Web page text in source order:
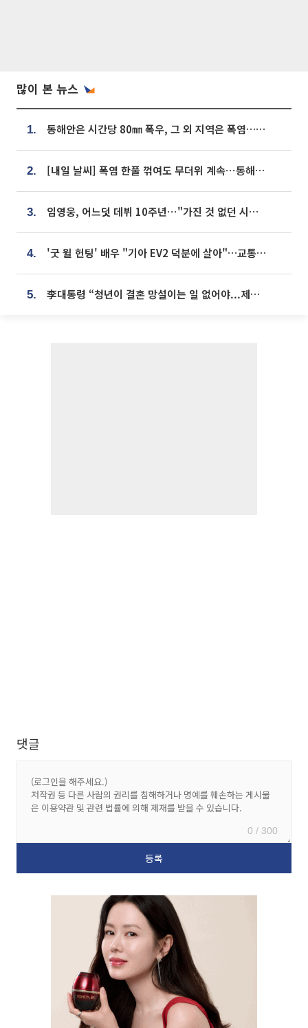
많이 본 뉴스
1. 동해안은 시간당 80㎜ 폭우, 그 외 지역은 폭염…‘극과 극 날씨’
2. [내일 날씨] 폭염 한풀 꺾여도 무더위 계속⋯동해안 이틀 연속 비
3. 임영웅, 어느덧 데뷔 10주년⋯"가진 것 없던 시절, 내 앞엔 20명의 팬뿐"
4. '굿 윌 헌팅' 배우 "기아 EV2 덕분에 살아"…교통사고 후 안전성 극찬
5. 李대통령 “청년이 결혼 망설이는 일 없어야...제도상 불이익 조사”
댓글
0 / 300